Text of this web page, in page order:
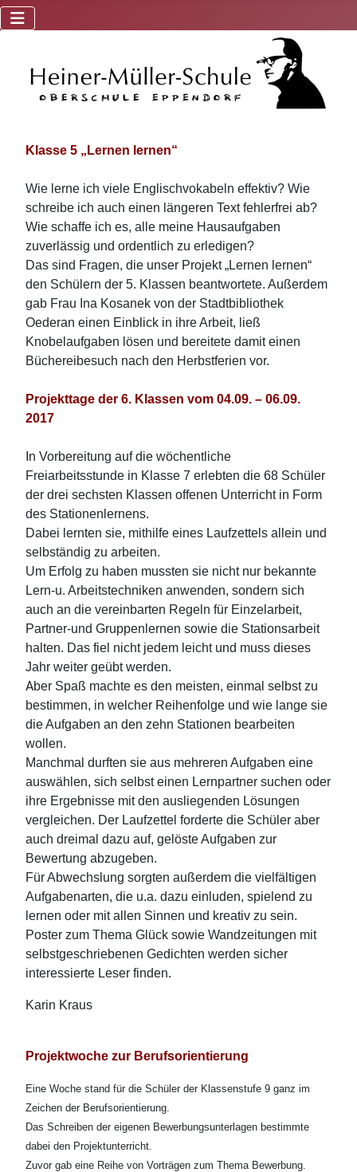
Klasse 5 „Lernen lernen“
Wie lerne ich viele Englischvokabeln effektiv? Wie
schreibe ich auch einen längeren Text fehlerfrei ab?
Wie schaffe ich es, alle meine Hausaufgaben
zuverlässig und ordentlich zu erledigen?
Das sind Fragen, die unser Projekt „Lernen lernen“
den Schülern der 5. Klassen beantwortete. Außerdem
gab Frau Ina Kosanek von der Stadtbibliothek
Oederan einen Einblick in ihre Arbeit, ließ
Knobelaufgaben lösen und bereitete damit einen
Büchereibesuch nach den Herbstferien vor.
Projekttage der 6. Klassen vom 04.09. – 06.09.
2017
In Vorbereitung auf die wöchentliche
Freiarbeitsstunde in Klasse 7 erlebten die 68 Schüler
der drei sechsten Klassen offenen Unterricht in Form
des Stationenlernens.
Dabei lernten sie, mithilfe eines Laufzettels allein und
selbständig zu arbeiten.
Um Erfolg zu haben mussten sie nicht nur bekannte
Lern-u. Arbeitstechniken anwenden, sondern sich
auch an die vereinbarten Regeln für Einzelarbeit,
Partner-und Gruppenlernen sowie die Stationsarbeit
halten. Das fiel nicht jedem leicht und muss dieses
Jahr weiter geübt werden.
Aber Spaß machte es den meisten, einmal selbst zu
bestimmen, in welcher Reihenfolge und wie lange sie
die Aufgaben an den zehn Stationen bearbeiten
wollen.
Manchmal durften sie aus mehreren Aufgaben eine
auswählen, sich selbst einen Lernpartner suchen oder
ihre Ergebnisse mit den ausliegenden Lösungen
vergleichen. Der Laufzettel forderte die Schüler aber
auch dreimal dazu auf, gelöste Aufgaben zur
Bewertung abzugeben.
Für Abwechslung sorgten außerdem die vielfältigen
Aufgabenarten, die u.a. dazu einluden, spielend zu
lernen oder mit allen Sinnen und kreativ zu sein.
Poster zum Thema Glück sowie Wandzeitungen mit
selbstgeschriebenen Gedichten werden sicher
interessierte Leser finden.
Karin Kraus
Projektwoche zur Berufsorientierung
Eine Woche stand für die Schüler der Klassenstufe 9 ganz im
Zeichen der Berufsorientierung.
Das Schreiben der eigenen Bewerbungsunterlagen bestimmte
dabei den Projektunterricht.
Zuvor gab eine Reihe von Vorträgen zum Thema Bewerbung.